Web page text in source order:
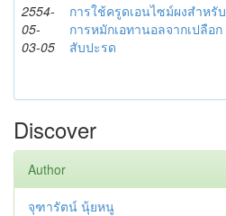
2554-
05-
03-05
การใช้ครูดเอนไซม์ผงสำหรับ
การหมักเอทานอลจากเปลือก
สับปะรด
Discover
Author
จุฑารัตน์ นุ้ยหนู